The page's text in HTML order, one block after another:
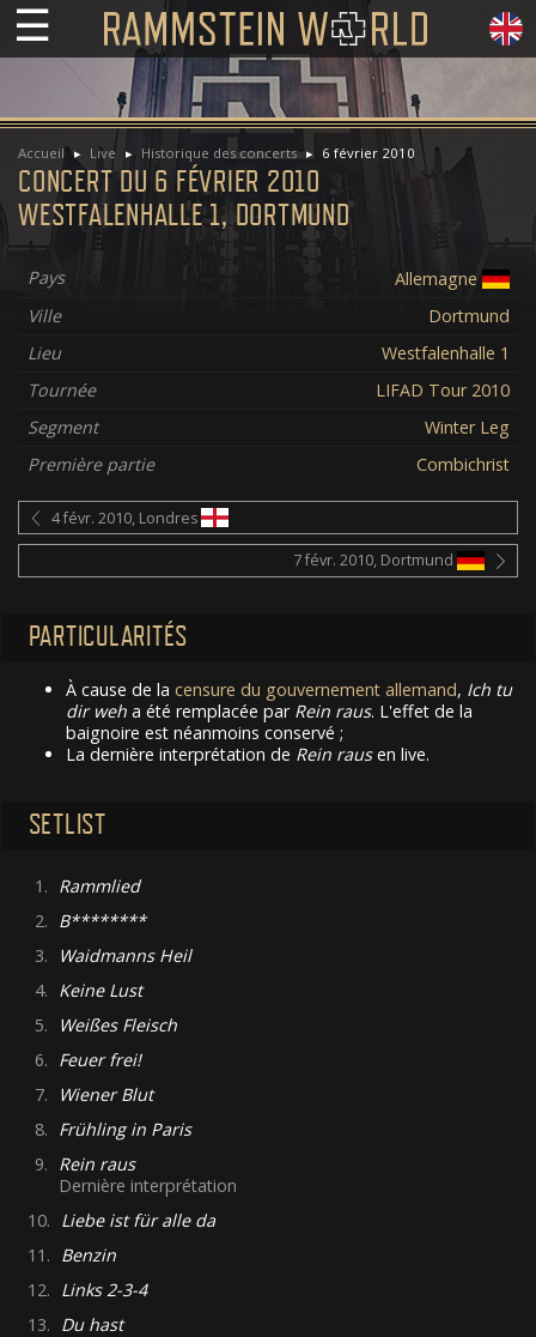
☰
Accueil Live Historique des concerts 6 février 2010
CONCERT DU 6 FÉVRIER 2010
WESTFALENHALLE 1, DORTMUND
Pays
Allemagne
Ville
Dortmund
Lieu
Westfalenhalle 1
Tournée
LIFAD Tour 2010
Segment
Winter Leg
Première partie
Combichrist
4 févr. 2010, Londres
7 févr. 2010, Dortmund
PARTICULARITÉS
À cause de la censure du gouvernement allemand, Ich tu
dir weh a été remplacée par Rein raus. L'effet de la
baignoire est néanmoins conservé ;
La dernière interprétation de Rein rausen live.
SETLIST
1. Rammlied
2. B********
3.
Waidmanns Heil
4. Keine Lust
5.
Weißes Fleisch
6. Feuer frei!
7.
Wiener Blut
8. Frühling in Paris
9. Rein raus
Dernière interprétation
10. Liebe ist für alle da
11. Benzin
12. Links 2-3-4
13. Du hast